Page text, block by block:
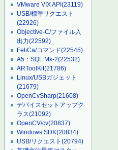
VMware VIX API(23119)
USB/標準リクエスト
(22926)
Objective-C/ファイル入
出力(22592)
FeliCa/コマンド(22545)
A5：SQL Mk-2(22532)
ARToolKit(21786)
Linux/USBガジェット
(21679)
OpenCvSharp(21608)
デバイスセットアップク
ラス(21092)
OpenCV/cv(20837)
Windows SDK(20834)
USB/リクエスト(20794)